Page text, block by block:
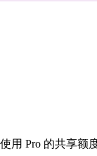
用 Pro 的共享额